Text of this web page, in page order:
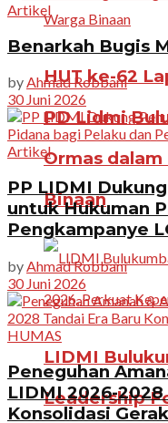
HUT ke-62
PD Lidmi
Ormas
Binaan
LIDMI
Leadership
Artikel
Benarkah Bugis
byAhmad Robbani
30 Juni 2026
Artikel
PP LIDMI
untuk Hukuman
Pengkampanye
byAhmad Robbani
30 Juni 2026
HUMAS
Peneguhan
LIDMI 2026-
Konsolidasi